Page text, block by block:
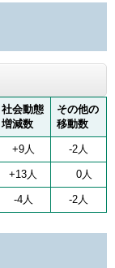
社会動態
増減数
その他の
移動数
+9人 -2人
+13人 0人
-4人 -2人